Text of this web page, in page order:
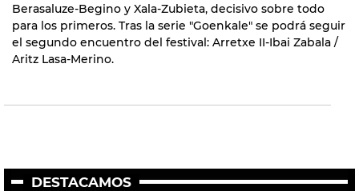
Berasaluze-Begino y Xala-Zubieta, decisivo sobre todo
para los primeros. Tras la serie "Goenkale" se podrá seguir
el segundo encuentro del festival: Arretxe II-Ibai Zabala /
Aritz Lasa-Merino.
DESTACAMOS